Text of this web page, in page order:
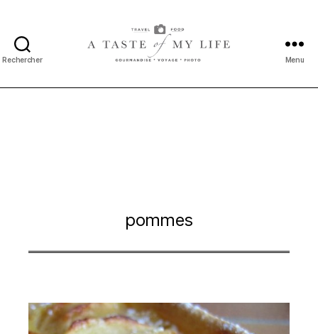
Rechercher
taste
Menu
pommes